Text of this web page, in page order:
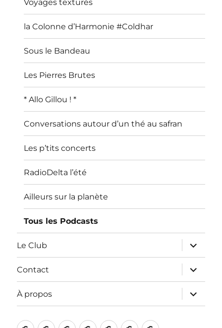
Voyages texturés
la Colonne d’Harmonie #Coldhar
Sous le Bandeau
Les Pierres Brutes
* Allo Gillou ! *
Conversations autour d’un thé au safran
Les p’tits concerts
RadioDelta l’été
Ailleurs sur la planète
Tous les Podcasts
Le Club
ouvrir
le
sous-
menu
Contact
ouvrir
le
sous-
menu
À propos
ouvrir
le
sous-